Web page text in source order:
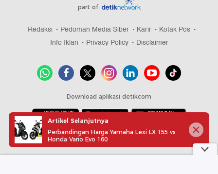
part of
Redaksi Pedoman Media Siber Karir
Kotak Pos
Info Iklan
Privacy Policy Disclaimer
Download aplikasi detikcom
Copyright @ 2026 detikcom, All right reserved
Artikel Selanjutnya
Perbandingan Harga Yamaha Lexi LX 155 vs
Honda Vario Evo 160